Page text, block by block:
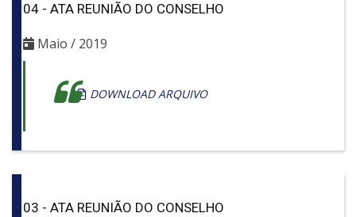
04 - ATA REUNIÃO DO CONSELHO
Maio / 2019
DOWNLOAD ARQUIVO
03 - ATA REUNIÃO DO CONSELHO